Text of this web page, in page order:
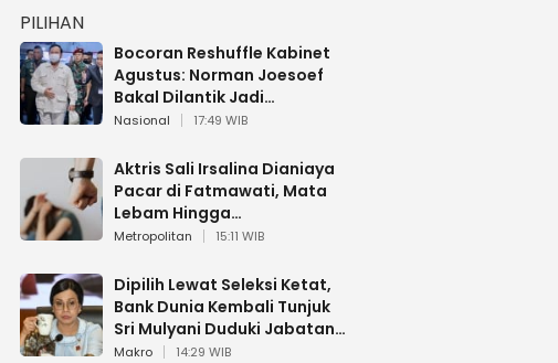
PILIHAN
Bocoran Reshuffle Kabinet
Agustus: Norman Joesoef
Bakal Dilantik Jadi
Wamenhan RI
Nasional 17:49 WIB
Aktris Sali Irsalina Dianiaya
Pacar di Fatmawati, Mata
Lebam Hingga
Diselamatkan Polantas
Metropolitan 15:11 WIB
Dipilih Lewat Seleksi Ketat,
Bank Dunia Kembali Tunjuk
Sri Mulyani Duduki Jabatan
Strategis
Makro 14:29 WIB